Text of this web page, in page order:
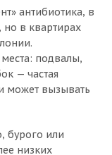
антибиотика, в
но в квартирах
подвалы,
— частая
может вызывать
бурого или
низких